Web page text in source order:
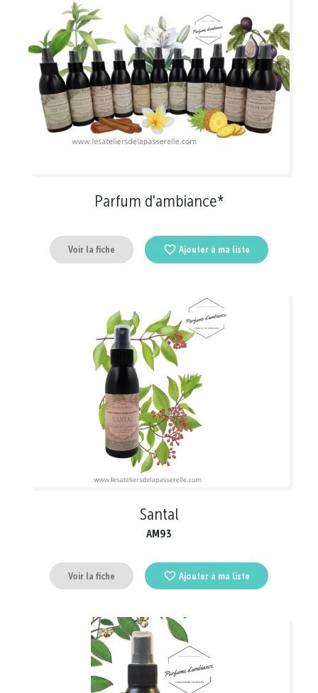
Parfum d'ambiance*
Voir la fiche Ajouter à ma liste
Santal
AM93
Voir la fiche Ajouter à ma liste